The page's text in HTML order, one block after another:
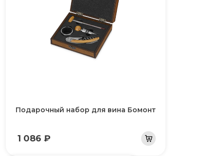
Подарочный набор для вина Бомонт
1 086 ₽